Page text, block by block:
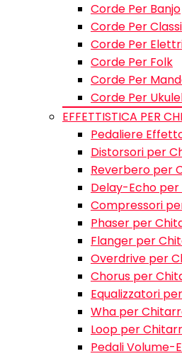
Corde Per Banjo
Corde Per
Corde Per
Corde Per Folk
Corde Per
Corde Per
EFFETTISTICA PER
Pedaliere
Distorsori per
Reverbero per
Delay-Echo
Compressori
Phaser per
Flanger per
Overdrive per
Chorus per
Equalizzatori
Wha per
Loop per
Pedali Volume-